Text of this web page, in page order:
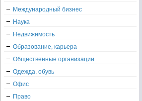
Международный бизнес
Наука
Недвижимость
Образование, карьера
Общественные организации
Одежда, обувь
Офис
Право